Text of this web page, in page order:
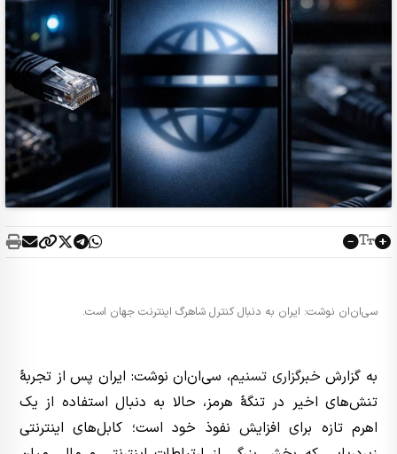
سی‌ان‌ان نوشت: ایران به دنبال کنترل شاهرگ اینترنت جهان است.
به گزارش خبرگزاری تسنیم، سی‌ان‌ان نوشت: ایران پس از تجربهٔ
تنش‌های اخیر در تنگهٔ هرمز، حالا به دنبال استفاده از یک
اهرم تازه برای افزایش نفوذ خود است؛ کابل‌های اینترنتی